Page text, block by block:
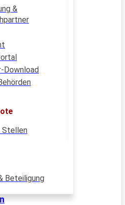
&
Download
Stellen
Beteiligung